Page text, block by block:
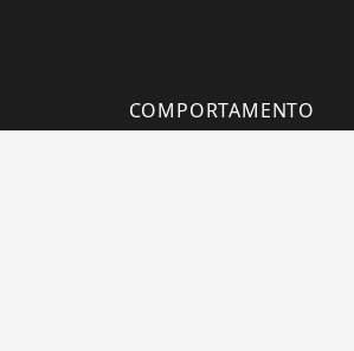
COMPORTAMENTO